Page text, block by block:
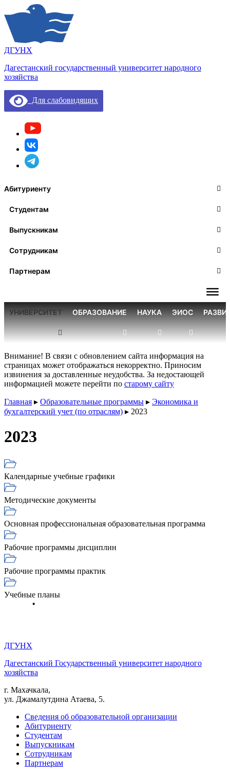
ДГУНХ
Дагестанский государственный университет народного
хозяйства
Для слабовидящих
Абитуриенту
Студентам
Выпускникам
Сотрудникам
Партнерам
УНИВЕРСИТЕТ ОБРАЗОВАНИЕ НАУКА ЭИОС
Внимание! В связи с обновлением сайта информация на
страницах может отображаться некорректно. Приносим
извинения за доставленные неудобства. За недостающей
информацией можете перейти по старому сайту
Главная ▸ Образовательные программы ▸ Экономика и
бухгалтерский учет (по отраслям) ▸ 2023
2023
Календарные учебные графики
Методические документы
Основная профессиональная образовательная программа
Рабочие программы дисциплин
Рабочие программы практик
Учебные планы
ДГУНХ
Дагестанский Государственный университет народного
хозяйства
г. Махачкала,
ул. Джамалутдина Атаева, 5.
Сведения об образовательной организации
Абитуриенту
Студентам
Выпускникам
Сотрудникам
Партнерам